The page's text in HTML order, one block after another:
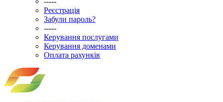
Реєстрація
Забули пароль?
-----
Керування послугами
Керування доменами
Оплата рахунків